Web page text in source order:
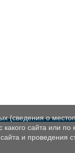
(сведения о
какого сайта или
и проведения